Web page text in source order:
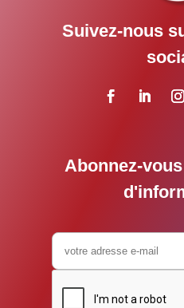
Suivez-nous
Abonnez-